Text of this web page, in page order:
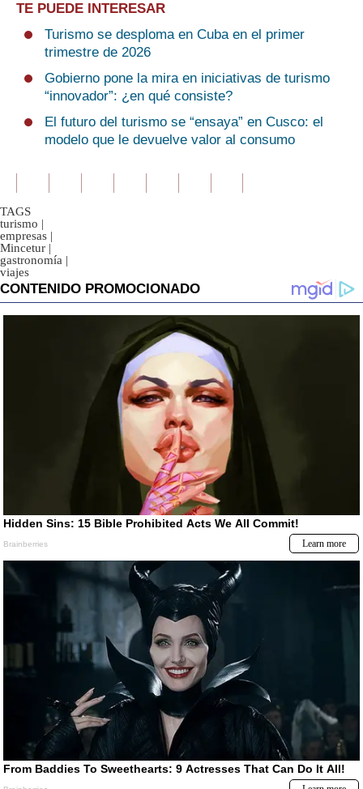
TE PUEDE INTERESAR
Turismo se desploma en Cuba en el primer
trimestre de 2026
Gobierno pone la mira en iniciativas de turismo
“innovador”: ¿en qué consiste?
El futuro del turismo se “ensaya” en Cusco: el
modelo que le devuelve valor al consumo
TAGS
turismo |
empresas |
Mincetur |
gastronomía |
viajes